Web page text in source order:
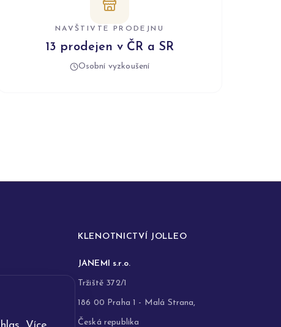
NAVŠTIVTE PRODEJNU
13 prodejen v ČR a SR
Osobní vyzkoušení
KLENOTNICTVÍ JOLLEO
JANEMI s.r.o.
Tržiště 372/1
186 00 Praha 1 - Malá Strana,
Česká republika